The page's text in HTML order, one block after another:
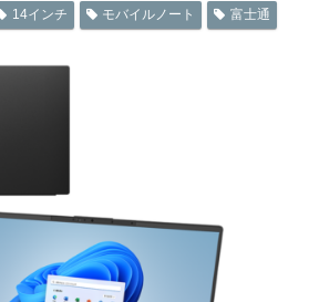
14インチ モバイルノート 富士通